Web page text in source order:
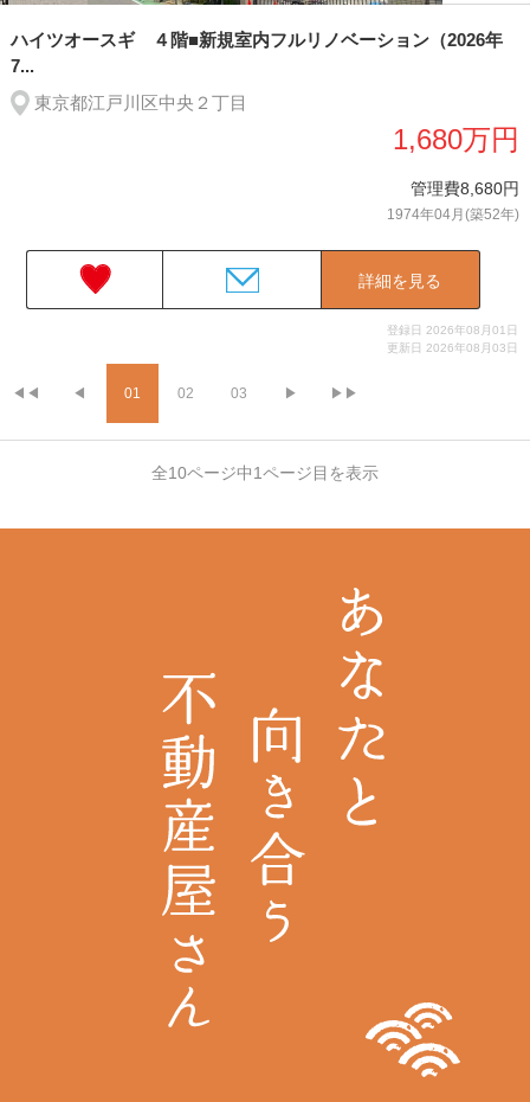
ハイツオースギ ４階■新規室内フルリノベーション（2026年
7...
東京都江戸川区中央２丁目
1,680万円
管理費8,680円
1974年04月(築52年)
詳細を見る
登録日 2026年08月01日
更新日 2026年08月03日
◀◀ ◀ 01 02 03 ▶ ▶▶
全10ページ中1ページ目を表示